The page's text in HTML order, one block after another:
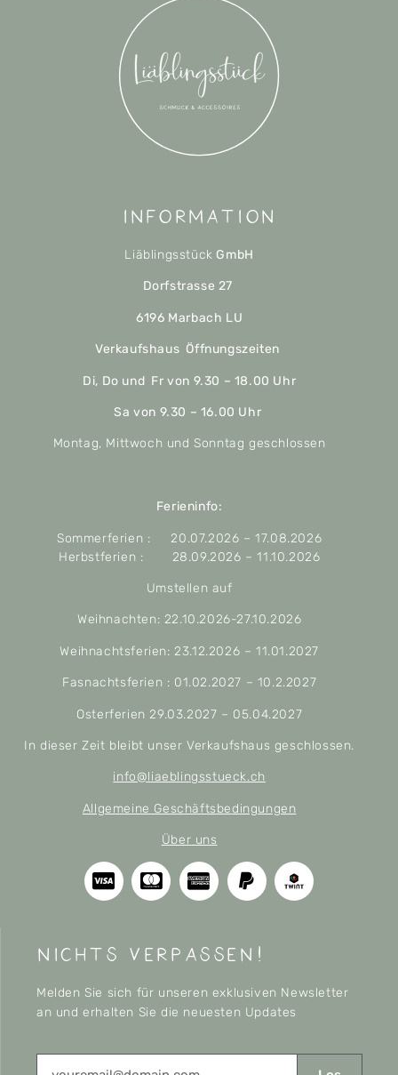
Information
Liäblingsstück GmbH
Dorfstrasse 27
6196 Marbach LU
Verkaufshaus Öffnungszeiten
Di, Do und Fr von 9.30 – 18.00 Uhr
Sa von 9.30 – 16.00 Uhr
Montag, Mittwoch und Sonntag geschlossen
Ferieninfo:
Sommerferien : 20.07.2026 – 17.08.2026
Herbstferien : 28.09.2026 – 11.10.2026
Umstellen auf
Weihnachten: 22.10.2026-27.10.2026
Weihnachtsferien: 23.12.2026 – 11.01.2027
Fasnachtsferien : 01.02.2027 – 10.2.2027
Osterferien 29.03.2027 – 05.04.2027
In dieser Zeit bleibt unser Verkaufshaus geschlossen.
info@liaeblingsstueck.ch
Allgemeine Geschäftsbedingungen
Über uns
nichts verpassen!
Melden Sie sich für unseren exklusiven Newsletter
an und erhalten Sie die neuesten Updates